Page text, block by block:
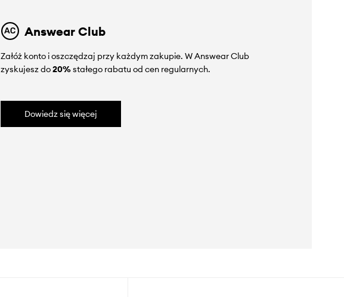
Answear Club
Załóż konto i oszczędzaj przy każdym zakupie. W Answear Club
zyskujesz do20%stałego rabatu od cen regularnych.
Dowiedz się więcej